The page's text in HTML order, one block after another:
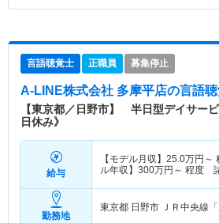
言語聴覚士 正職員 募集停止
A-LINE株式会社 多摩平店の言語
【東京都／日野市】 半日型デイサー
日休み》
給与
【モデル月収】 25.0万円～
ル年収】 300万円～ 程度
勤務地
東京都 日野市 ＪＲ中央線